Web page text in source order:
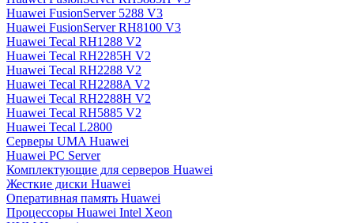
Huawei FusionServer 5288 V3
Huawei FusionServer RH8100 V3
Huawei Tecal RH1288 V2
Huawei Tecal RH2285H V2
Huawei Tecal RH2288 V2
Huawei Tecal RH2288A V2
Huawei Tecal RH2288H V2
Huawei Tecal RH5885 V2
Huawei Tecal L2800
Серверы UMA Huawei
Huawei PC Server
Комплектующие для серверов Huawei
Жесткие диски Huawei
Оперативная память Huawei
Процессоры Huawei Intel Xeon